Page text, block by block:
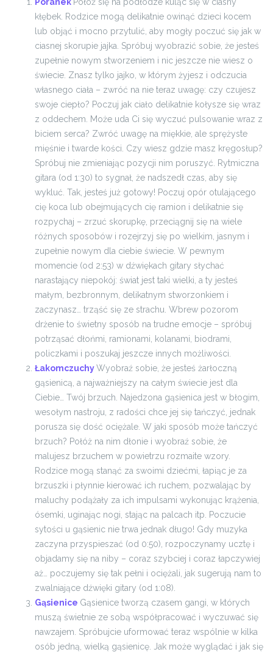
Poranek Połóż się na podłodze kuląc się w ciasny
kłębek. Rodzice mogą delikatnie owinąć dzieci kocem
lub objąć i mocno przytulić, aby mogły poczuć się jak w
ciasnej skorupie jajka. Spróbuj wyobrazić sobie, że jesteś
zupełnie nowym stworzeniem i nic jeszcze nie wiesz o
świecie. Znasz tylko jajko, w którym żyjesz i odczucia
własnego ciała – zwróć na nie teraz uwagę: czy czujesz
swoje ciepło? Poczuj jak ciało delikatnie kołysze się wraz
z oddechem. Może uda Ci się wyczuć pulsowanie wraz z
biciem serca? Zwróć uwagę na miękkie, ale sprężyste
mięśnie i twarde kości. Czy wiesz gdzie masz kręgosłup?
Spróbuj nie zmieniając pozycji nim poruszyć. Rytmiczna
gitara (od 1:30) to sygnał, że nadszedł czas, aby się
wykluć. Tak, jesteś już gotowy! Poczuj opór otulającego
cię koca lub obejmujących cię ramion i delikatnie się
rozpychaj – zrzuć skorupkę, przeciągnij się na wiele
różnych sposobów i rozejrzyj się po wielkim, jasnym i
zupełnie nowym dla ciebie świecie. W pewnym
momencie (od 2:53) w dźwiękach gitary słychać
narastający niepokój: świat jest taki wielki, a ty jesteś
małym, bezbronnym, delikatnym stworzonkiem i
zaczynasz… trząść się ze strachu. Wbrew pozorom
drżenie to świetny sposób na trudne emocje – spróbuj
potrząsać dłońmi, ramionami, kolanami, biodrami,
policzkami i poszukaj jeszcze innych możliwości.
ŁakomczuchyWyobraź sobie, że jesteś żarłoczną
gąsienicą, a najważniejszy na całym świecie jest dla
Ciebie… Twój brzuch. Najedzona gąsienica jest w błogim,
wesołym nastroju, z radości chce jej się tańczyć, jednak
porusza się dość ociężale. W jaki sposób może tańczyć
brzuch? Połóż na nim dłonie i wyobraź sobie, że
malujesz brzuchem w powietrzu rozmaite wzory.
Rodzice mogą stanąć za swoimi dziećmi, łapiąc je za
brzuszki i płynnie kierować ich ruchem, pozwalając by
maluchy podążały za ich impulsami wykonując krążenia,
ósemki, uginając nogi, stając na palcach itp. Poczucie
sytości u gąsienic nie trwa jednak długo! Gdy muzyka
zaczyna przyspieszać (od 0:50), rozpoczynamy ucztę i
objadamy się na niby – coraz szybciej i coraz łapczywiej
aż… poczujemy się tak pełni i ociężali, jak sugerują nam to
zwalniające dźwięki gitary (od 1:08).
Gąsienice Gąsienice tworzą czasem gangi, w których
muszą świetnie ze sobą współpracować i wyczuwać się
nawzajem. Spróbujcie uformować teraz wspólnie w kilka
osób jedną, wielką gąsienicę. Jak może wyglądać i jak się